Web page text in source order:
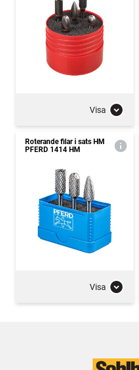
Visa
Roterande filar i sats HM
PFERD 1414 HM
Visa